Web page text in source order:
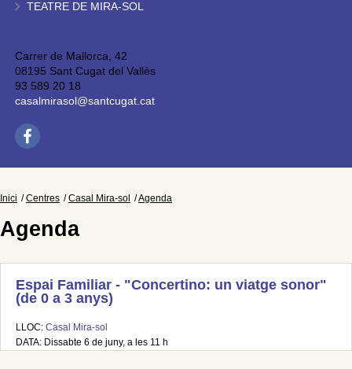
TEATRE DE MIRA-SOL
Carrer de Mallorca, 42
08195 Sant Cugat del Vallès
93 589 20 18
casalmirasol@santcugat.cat
Inici Centres Casal Mira-sol Agenda
Agenda
Espai Familiar - "Concertino: un viatge sonor"
(de 0 a 3 anys)
LLOC: Casal Mira-sol
DATA: Dissabte 6 de juny, a les 11 h